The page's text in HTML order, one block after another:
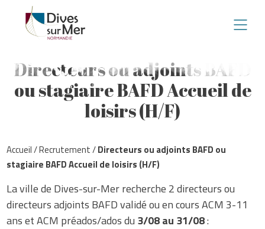
Directeurs ou adjoints BAFD
ou stagiaire BAFD Accueil de
loisirs (H/F)
Accueil/Recrutement/Directeurs ou adjoints BAFD ou
stagiaire BAFD Accueil de loisirs (H/F)
La ville de Dives-sur-Mer recherche 2 directeurs ou
directeurs adjoints BAFD validé ou en cours ACM 3-11
ans et ACM préados/ados du 3/08 au 31/08: